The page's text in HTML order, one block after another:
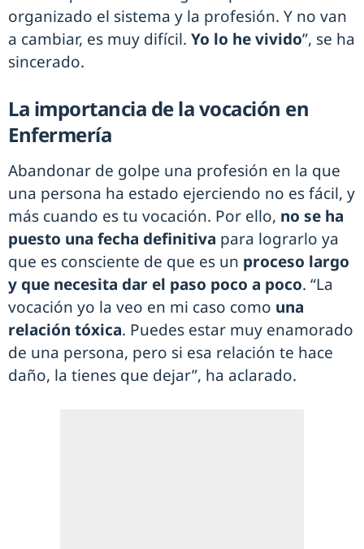
organizado el sistema y la profesión. Y no van
a cambiar, es muy difícil. Yo lo he vivido”, se ha
sincerado.
La importancia de la vocación en
Enfermería
Abandonar de golpe una profesión en la que
una persona ha estado ejerciendo no es fácil, y
más cuando es tu vocación. Por ello, no se ha
puesto una fecha definitiva para lograrlo ya
que es consciente de que es un proceso largo
y que necesita dar el paso poco a poco. “La
vocación yo la veo en mi caso como una
relación tóxica. Puedes estar muy enamorado
de una persona, pero si esa relación te hace
daño, la tienes que dejar”, ha aclarado.